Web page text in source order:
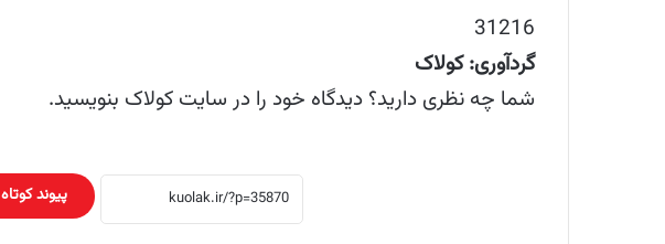
31216
گردآوری: کولاک
شما چه نظری دارید؟ دیدگاه خود را در سایت کولاک بنویسید.
پیوند کوتاه